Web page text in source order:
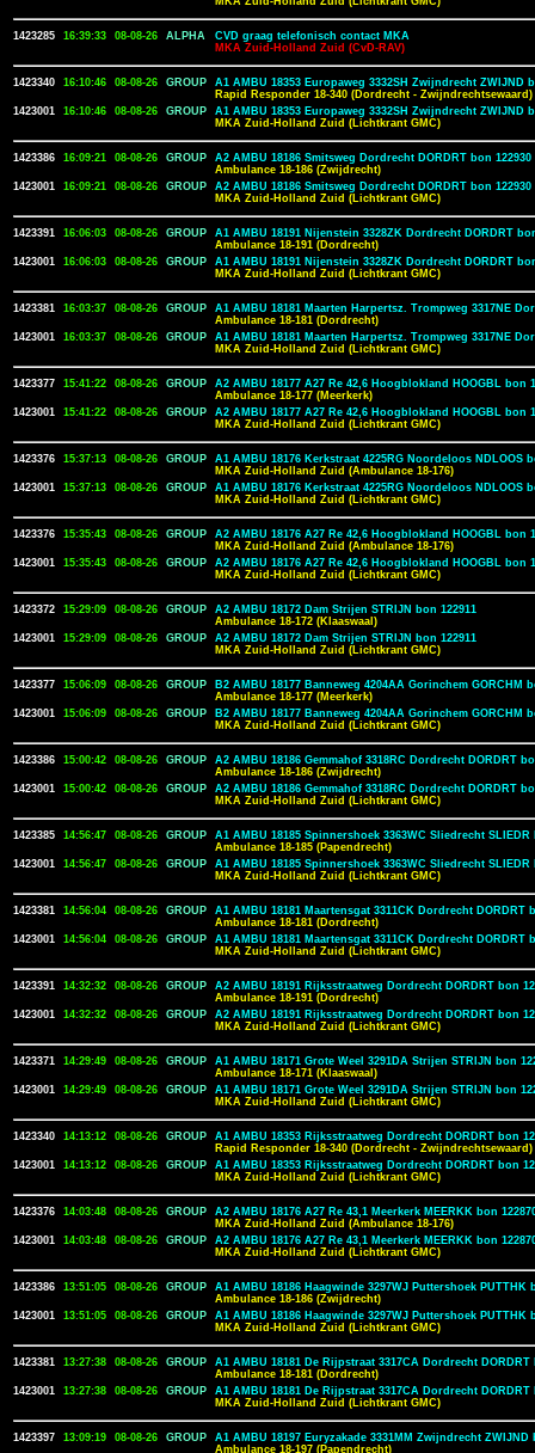
1423285 16:39:33 08-08-26 ALPHA
CVD graag telefonisch contact MKA
MKA Zuid-Holland Zuid (CvD-RAV)
1423340 16:10:46 08-08-26 GROUP
A1 AMBU 18353 Europaweg 3332SH Zwijndrecht ZWIJND
Rapid Responder 18-340 (Dordrecht - Zwijndrechtsewaard)
1423001
16:10:46 08-08-26 GROUP
A1 AMBU 18353 Europaweg 3332SH Zwijndrecht ZWIJND
MKA Zuid-Holland Zuid (Lichtkrant GMC)
1423386 16:09:21 08-08-26 GROUP
A2 AMBU 18186 Smitsweg Dordrecht DORDRT bon 122930
Ambulance 18-186 (Zwijdrecht)
1423001
16:09:21 08-08-26 GROUP
A2 AMBU 18186 Smitsweg Dordrecht DORDRT bon 122930
MKA Zuid-Holland Zuid (Lichtkrant GMC)
1423391 16:06:03 08-08-26 GROUP
A1 AMBU 18191 Nijenstein 3328ZK Dordrecht DORDRT
Ambulance 18-191 (Dordrecht)
1423001
16:06:03 08-08-26 GROUP
A1 AMBU 18191 Nijenstein 3328ZK Dordrecht DORDRT
MKA Zuid-Holland Zuid (Lichtkrant GMC)
1423381 16:03:37 08-08-26 GROUP
A1 AMBU 18181 Maarten Harpertsz. Trompweg 3317NE
Ambulance 18-181 (Dordrecht)
1423001
16:03:37 08-08-26 GROUP
A1 AMBU 18181 Maarten Harpertsz. Trompweg 3317NE
MKA Zuid-Holland Zuid (Lichtkrant GMC)
1423377 15:41:22 08-08-26 GROUP
A2 AMBU 18177 A27 Re 42,6 Hoogblokland HOOGBL bon
Ambulance 18-177 (Meerkerk)
1423001
15:41:22 08-08-26 GROUP
A2 AMBU 18177 A27 Re 42,6 Hoogblokland HOOGBL bon
MKA Zuid-Holland Zuid (Lichtkrant GMC)
1423376 15:37:13 08-08-26 GROUP
A1 AMBU 18176 Kerkstraat 4225RG Noordeloos NDLOOS
MKA Zuid-Holland Zuid (Ambulance 18-176)
1423001
15:37:13 08-08-26 GROUP
A1 AMBU 18176 Kerkstraat 4225RG Noordeloos NDLOOS
MKA Zuid-Holland Zuid (Lichtkrant GMC)
1423376 15:35:43 08-08-26 GROUP
A2 AMBU 18176 A27 Re 42,6 Hoogblokland HOOGBL bon
MKA Zuid-Holland Zuid (Ambulance 18-176)
1423001
15:35:43 08-08-26 GROUP
A2 AMBU 18176 A27 Re 42,6 Hoogblokland HOOGBL bon
MKA Zuid-Holland Zuid (Lichtkrant GMC)
1423372 15:29:09 08-08-26 GROUP
A2 AMBU 18172 Dam Strijen STRIJN bon 122911
Ambulance 18-172 (Klaaswaal)
1423001
15:29:09 08-08-26 GROUP
A2 AMBU 18172 Dam Strijen STRIJN bon 122911
MKA Zuid-Holland Zuid (Lichtkrant GMC)
1423377 15:06:09 08-08-26 GROUP
B2 AMBU 18177 Banneweg 4204AA Gorinchem GORCHM
Ambulance 18-177 (Meerkerk)
1423001
15:06:09 08-08-26 GROUP
B2 AMBU 18177 Banneweg 4204AA Gorinchem GORCHM
MKA Zuid-Holland Zuid (Lichtkrant GMC)
1423386 15:00:42 08-08-26 GROUP
A2 AMBU 18186 Gemmahof 3318RC Dordrecht DORDRT
Ambulance 18-186 (Zwijdrecht)
1423001
15:00:42 08-08-26 GROUP
A2 AMBU 18186 Gemmahof 3318RC Dordrecht DORDRT
MKA Zuid-Holland Zuid (Lichtkrant GMC)
1423385 14:56:47 08-08-26 GROUP
A1 AMBU 18185 Spinnershoek 3363WC Sliedrecht SLIEDR
Ambulance 18-185 (Papendrecht)
1423001
14:56:47 08-08-26 GROUP
A1 AMBU 18185 Spinnershoek 3363WC Sliedrecht SLIEDR
MKA Zuid-Holland Zuid (Lichtkrant GMC)
1423381 14:56:04 08-08-26 GROUP
A1 AMBU 18181 Maartensgat 3311CK Dordrecht DORDRT
Ambulance 18-181 (Dordrecht)
1423001
14:56:04 08-08-26 GROUP
A1 AMBU 18181 Maartensgat 3311CK Dordrecht DORDRT
MKA Zuid-Holland Zuid (Lichtkrant GMC)
1423391 14:32:32 08-08-26 GROUP
A2 AMBU 18191 Rijksstraatweg Dordrecht DORDRT bon
Ambulance 18-191 (Dordrecht)
1423001
14:32:32 08-08-26 GROUP
A2 AMBU 18191 Rijksstraatweg Dordrecht DORDRT bon
MKA Zuid-Holland Zuid (Lichtkrant GMC)
1423371 14:29:49 08-08-26 GROUP
A1 AMBU 18171 Grote Weel 3291DA Strijen STRIJN bon
Ambulance 18-171 (Klaaswaal)
1423001
14:29:49 08-08-26 GROUP
A1 AMBU 18171 Grote Weel 3291DA Strijen STRIJN bon
MKA Zuid-Holland Zuid (Lichtkrant GMC)
1423340 14:13:12 08-08-26 GROUP
A1 AMBU 18353 Rijksstraatweg Dordrecht DORDRT bon
Rapid Responder 18-340 (Dordrecht - Zwijndrechtsewaard)
1423001
14:13:12 08-08-26 GROUP
A1 AMBU 18353 Rijksstraatweg Dordrecht DORDRT bon
MKA Zuid-Holland Zuid (Lichtkrant GMC)
1423376 14:03:48 08-08-26 GROUP
A2 AMBU 18176 A27 Re 43,1 Meerkerk MEERKK bon
MKA Zuid-Holland Zuid (Ambulance 18-176)
1423001
14:03:48 08-08-26 GROUP
A2 AMBU 18176 A27 Re 43,1 Meerkerk MEERKK bon
MKA Zuid-Holland Zuid (Lichtkrant GMC)
1423386 13:51:05 08-08-26 GROUP
A1 AMBU 18186 Haagwinde 3297WJ Puttershoek PUTTHK
Ambulance 18-186 (Zwijdrecht)
1423001
13:51:05 08-08-26 GROUP
A1 AMBU 18186 Haagwinde 3297WJ Puttershoek PUTTHK
MKA Zuid-Holland Zuid (Lichtkrant GMC)
1423381 13:27:38 08-08-26 GROUP
A1 AMBU 18181 De Rijpstraat 3317CA Dordrecht DORDRT
Ambulance 18-181 (Dordrecht)
1423001
13:27:38 08-08-26 GROUP
A1 AMBU 18181 De Rijpstraat 3317CA Dordrecht DORDRT
MKA Zuid-Holland Zuid (Lichtkrant GMC)
1423397 13:09:19 08-08-26 GROUP
A1 AMBU 18197 Euryzakade 3331MM Zwijndrecht ZWIJND
Ambulance 18-197 (Papendrecht)